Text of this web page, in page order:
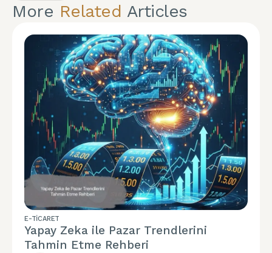
More Related Articles
E-TICARET
Yapay Zeka ile Pazar Trendlerini
Tahmin Etme Rehberi